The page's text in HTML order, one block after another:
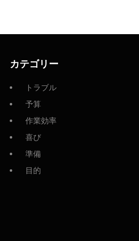
カテゴリー
トラブル
予算
作業効率
喜び
準備
目的